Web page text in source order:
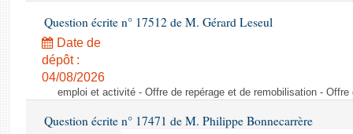
Question écrite n° 17512 de M. Gérard Leseul
Date de
dépôt :
04/08/2026
emploi et activité - Offre de repérage et de remobilisation -
Question écrite n° 17471 de M. Philippe Bonnecarrère